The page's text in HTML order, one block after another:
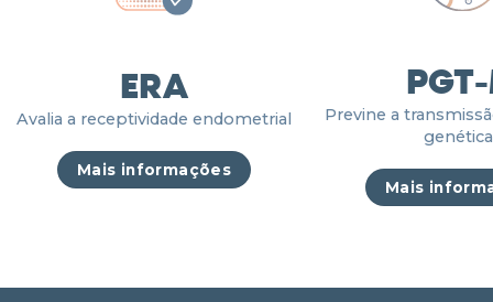
ERA
Avalia a receptividade endometrial
Mais informações
Previne a
Mais